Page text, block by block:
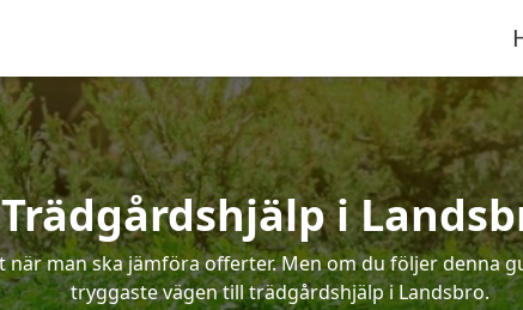
Trädgårdshjälp i
man ska jämföra offerter. Men om du följer denna
tryggaste vägen till trädgårdshjälp i Landsbro.